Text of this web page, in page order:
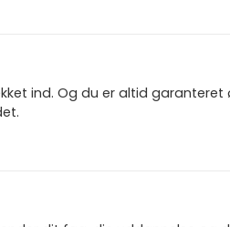
ind. Og du er altid garanteret